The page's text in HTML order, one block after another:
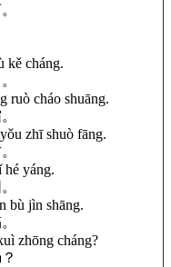
kě cháng.
ruò cháo shuāng.
zhī shuò fāng.
yáng.
bù jìn shāng.
zhōng cháng?